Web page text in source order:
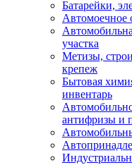
Батарейки,
Автомоечное
участка
Метизы,
крепеж
Бытовая
инвентарь
антифризы и